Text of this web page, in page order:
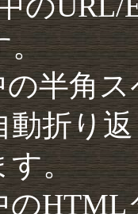
。
半角
動折り
す。
HTML